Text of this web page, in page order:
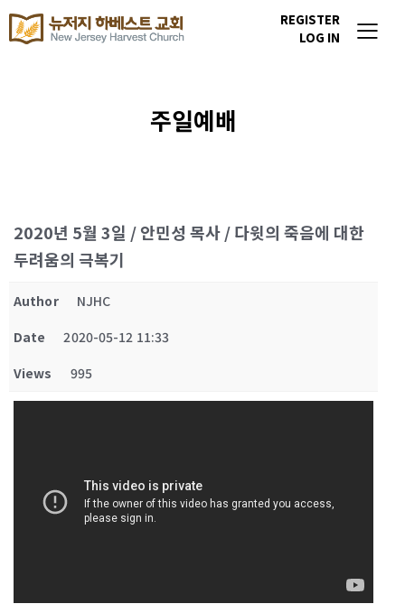
REGISTER
LOG IN
주일예배
2020년 5월 3일 / 안민성 목사 / 다윗의 죽음에 대한
두려움의 극복기
Author
NJHC
Date
2020-05-12 11:33
Views
995